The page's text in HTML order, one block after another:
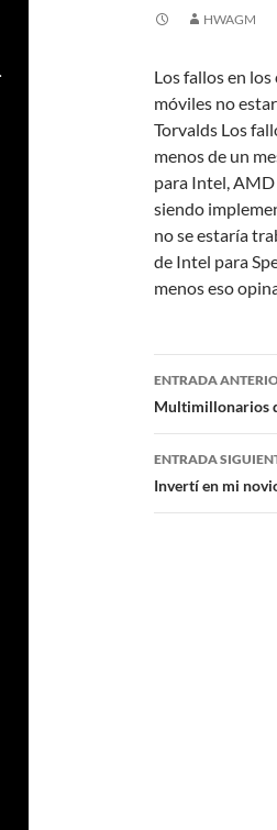
HWAGM
Los fallos en
móviles no
Torvalds Los
menos de un
para Intel, AMD
siendo
no se estaría
de Intel para
menos eso
de
entradas
ENTRADA
Multimillonarios
ENTRADA
Invertí en mi